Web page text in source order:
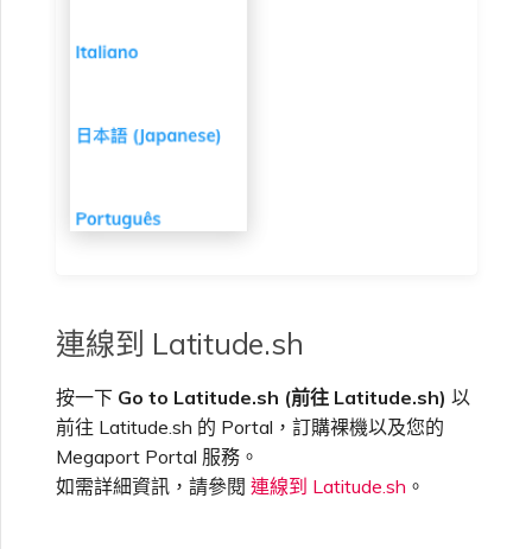
連線到 Latitude.sh
按一下 Go to Latitude.sh (前往 Latitude.sh) 以
前往 Latitude.sh 的 Portal，訂購裸機以及您的
Megaport Portal 服務。
如需詳細資訊，請參閱 連線到 Latitude.sh 。